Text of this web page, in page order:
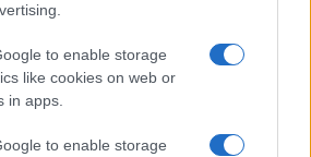
to enable storage
like cookies on web or
in apps.
to enable storage
Susanna: un bombero
un incendio en un hotel
pierde la vida…